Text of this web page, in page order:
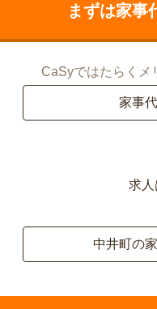
まずは家事
CaSyではたらくメ
家事
求人
中井町の